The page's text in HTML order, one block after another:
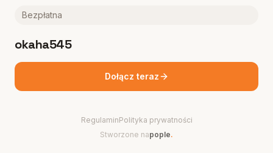
Bezpłatna
okaha545
Dołącz teraz
RegulaminPolityka prywatności
Stworzone napople.